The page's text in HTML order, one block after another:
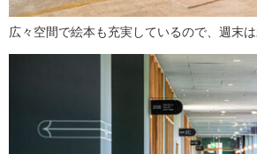
広々空間で絵本も充実しているので、週末は